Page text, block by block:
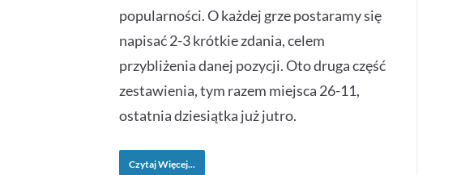
popularności. O każdej grze postaramy się
napisać 2-3 krótkie zdania, celem
przybliżenia danej pozycji. Oto druga część
zestawienia, tym razem miejsca 26-11,
ostatnia dziesiątka już jutro.
Czytaj Więcej...